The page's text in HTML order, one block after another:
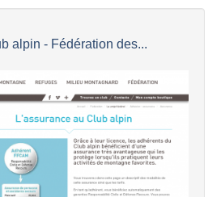
alpin - Fédération des...